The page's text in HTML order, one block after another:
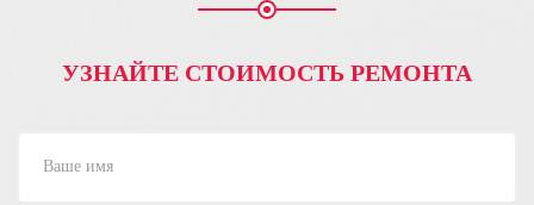
УЗНАЙТЕ СТОИМОСТЬ РЕМОНТА